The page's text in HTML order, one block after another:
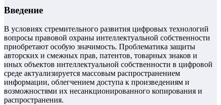
Введение
В условиях стремительного развития цифровых технологий
вопросы правовой охраны интеллектуальной собственности
приобретают особую значимость. Проблематика защиты
авторских и смежных прав, патентов, товарных знаков и
иных объектов интеллектуальной собственности в цифровой
среде актуализируется массовым распространением
информации, облегчением доступа к произведениям и
возможностями их несанкционированного копирования и
распространения.